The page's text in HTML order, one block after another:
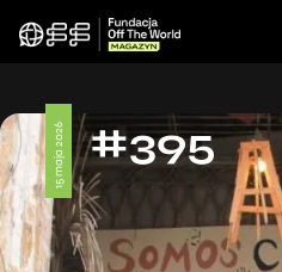
15 maja 2026 #395